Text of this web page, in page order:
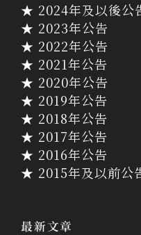
★ 2024年及以後公
★ 2023年公告
★ 2022年公告
★ 2021年公告
★ 2020年公告
★ 2019年公告
★ 2018年公告
★ 2017年公告
★ 2016年公告
★ 2015年及以前公
最新文章